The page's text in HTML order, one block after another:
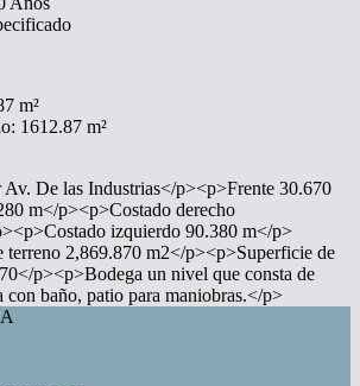
m²
1612.87 m²
Av. De las Industrias</p><p>Frente 30.670
m</p><p>Costado derecho
izquierdo 90.380 m</p>
terreno 2,869.870 m2</p><p>Superficie de
p><p>Bodega un nivel que consta de
con baño, patio para maniobras.</p>